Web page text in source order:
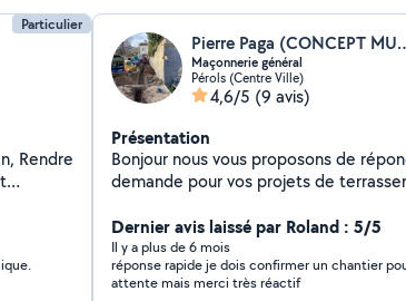
Particulier
ce
Pierre Paga
Maçonnerie général
Pérols (Centre Ville)
4,6/5 (9 avis)
Présentation
Bonjour nous vous proposons de
demande pour vos projets de terrassement /
Dernier avis laissé par Roland : 5/5
Il y a plus de 6 mois
réponse rapide je dois confirmer un chantier
attente mais merci très réactif